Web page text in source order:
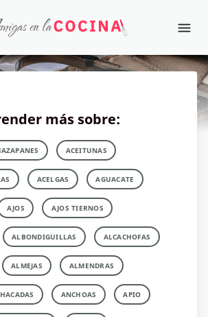
más sobre:
ACEITUNAS
ACELGAS AGUACATE
AJOS AJOS TIERNOS
ALBONDIGUILLAS ALCACHOFAS
ALMEJAS ALMENDRAS
ANCHOAS APIO